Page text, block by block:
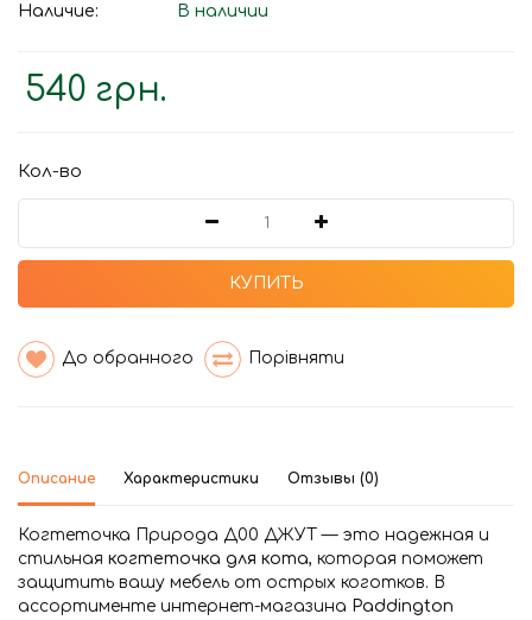
Наличие:
В наличии
540 грн.
Кол-во
КУПИТЬ
До обранного Порівняти
Описание Характеристики Отзывы (0)
Когтеточка Природа Д00 ДЖУТ — это надежная и
стильная когтеточка для кота, которая поможет
защитить вашу мебель от острых коготков. В
ассортименте интернет-магазина Paddington